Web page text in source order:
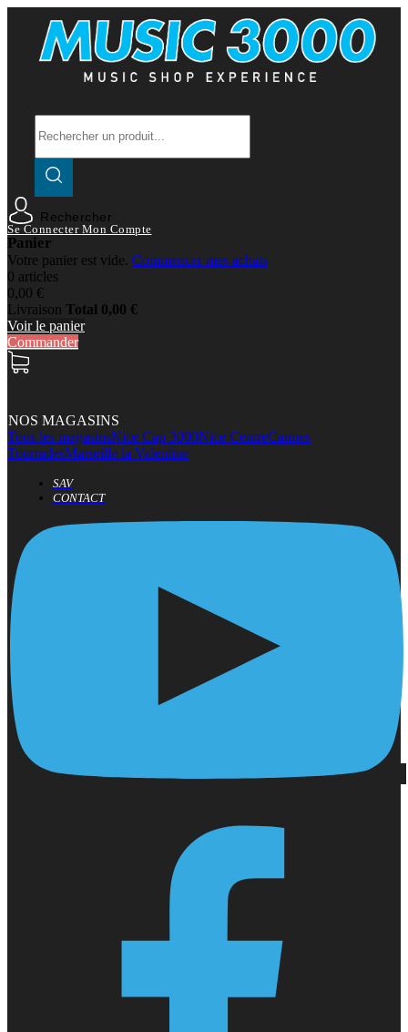
Rechercher
Se Connecter Mon Compte
Panier
Votre panier est vide. Commencer mes achats
0 articles
0,00 €
Livraison Total 0,00 €
Voir le panier
Commander
NOS MAGASINS
Tous les magasinsNice Cap 3000Nice CentreCannes
TourradesMarseille la Valentine
SAV
CONTACT